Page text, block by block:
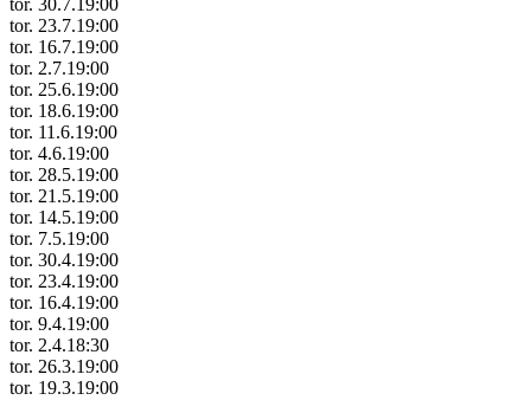
tor. 30.7.19:00
tor. 23.7.19:00
tor. 16.7.19:00
tor. 2.7.19:00
tor. 25.6.19:00
tor. 18.6.19:00
tor. 11.6.19:00
tor. 4.6.19:00
tor. 28.5.19:00
tor. 21.5.19:00
tor. 14.5.19:00
tor. 7.5.19:00
tor. 30.4.19:00
tor. 23.4.19:00
tor. 16.4.19:00
tor. 9.4.19:00
tor. 2.4.18:30
tor. 26.3.19:00
tor. 19.3.19:00